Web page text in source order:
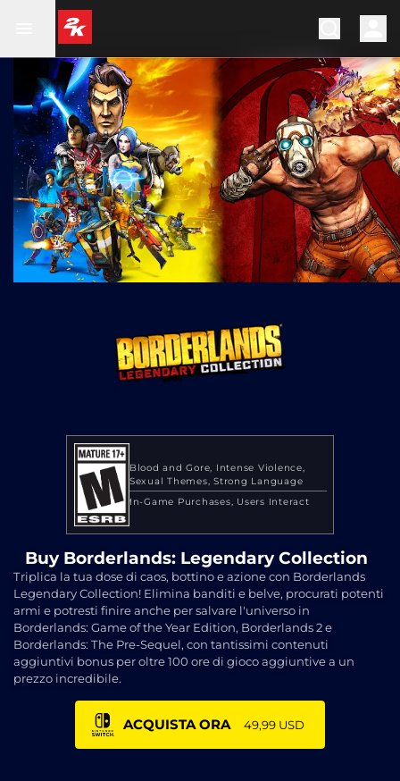
Blood and Gore Intense Violence
Sexual Themes Strong Language
In-Game Purchases
Users Interact
Buy Borderlands: Legendary Collection
Triplica la tua dose di caos, bottino e azione con Borderlands
Legendary Collection! Elimina banditi e belve, procurati potenti
armi e potresti finire anche per salvare l'universo in
Borderlands: Game of the Year Edition, Borderlands 2 e
Borderlands: The Pre-Sequel, con tantissimi contenuti
aggiuntivi bonus per oltre 100 ore di gioco aggiuntive a un
prezzo incredibile.
ACQUISTA ORA 49,99 USD